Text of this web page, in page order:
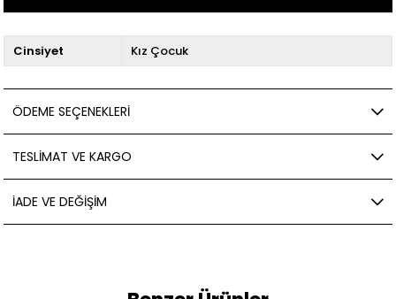
Cinsiyet Kız Çocuk
ÖDEME SEÇENEKLERI
TESLIMAT VE KARGO
İADE VE DEĞIŞIM